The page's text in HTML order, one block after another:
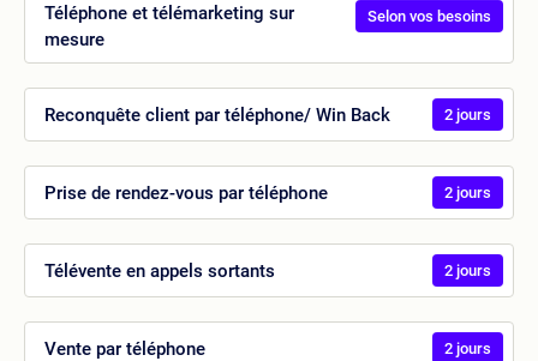
Téléphone et télémarketing sur
mesure
Selon vos besoins
Reconquête client par téléphone/ Win Back 2 jours
Prise de rendez-vous par téléphone 2 jours
Télévente en appels sortants 2 jours
Vente par téléphone 2 jours